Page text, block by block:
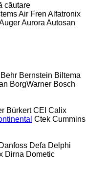
căutare
Air Fren Alfatronix
Aurora Autosan
Behr Bernstein Biltema
BorgWarner Bosch
Bürkert CEI Calix
Ctek Cummins
Danfoss Defa Delphi
Dirna Dometic